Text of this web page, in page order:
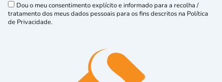
Dou o meu consentimento explícito e informado para a recolha /
tratamento dos meus dados pessoais para os fins descritos na Política
de Privacidade.